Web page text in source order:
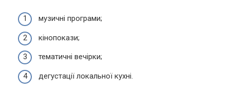
музичні програми;
кінопокази;
тематичні вечірки;
дегустації локальної кухні.